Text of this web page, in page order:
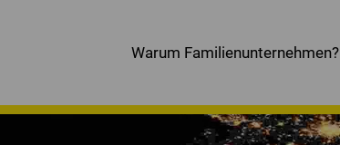
Warum Familienunternehmen?